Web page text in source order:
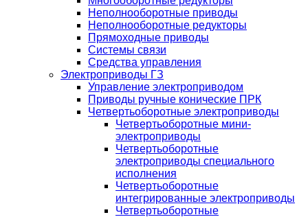
Неполнооборотные приводы
Неполнооборотные редукторы
Прямоходные приводы
Системы связи
Средства управления
Электроприводы ГЗ
Управление электроприводом
Приводы ручные конические ПРК
Четвертьоборотные электроприводы
Четвертьоборотные мини-
электроприводы
Четвертьоборотные
электроприводы специального
исполнения
Четвертьоборотные
интегрированные электроприводы
Четвертьоборотные